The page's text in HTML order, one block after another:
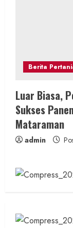
Berita
Luar Biasa,
Sukses
Mataraman
admin